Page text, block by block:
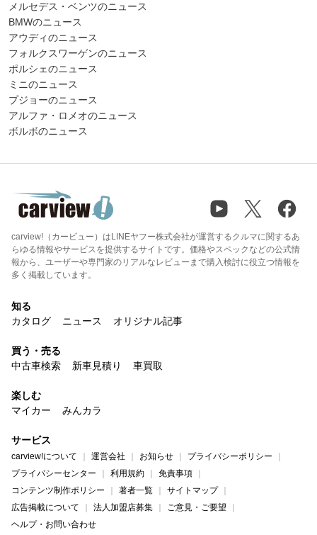
メルセデス・ベンツのニュース
BMWのニュース
アウディのニュース
フォルクスワーゲンのニュース
ポルシェのニュース
ミニのニュース
プジョーのニュース
アルファ・ロメオのニュース
ボルボのニュース
carview!（カービュー）はLINEヤフー株式会社が運営するクルマに関するあ
らゆる情報やサービスを提供するサイトです。価格やスペックなどの公式情
報から、ユーザーや専門家のリアルなレビューまで購入検討に役立つ情報を
多く掲載しています。
知る
カタログ
ニュース オリジナル記事
買う・売る
中古車検索
新車見積り 車買取
楽しむ
マイカー
みんカラ
サービス
carview!について 運営会社 お知らせ
プライバシーポリシー
プライバシーセンター
利用規約
免責事項
コンテンツ制作ポリシー
著者一覧
サイトマップ
広告掲載について
法人加盟店募集
ご意見・ご要望
ヘルプ・お問い合わせ